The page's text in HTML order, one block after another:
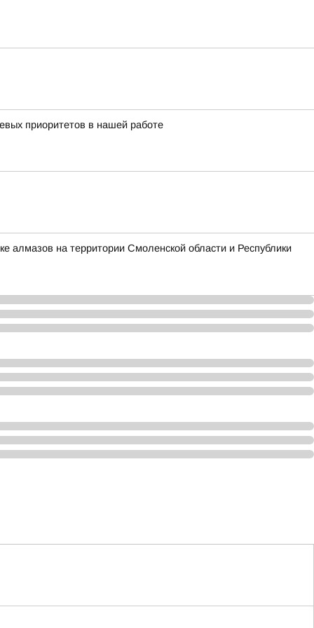
приоритетов в нашей работе
алмазов на территории Смоленской области и Республики